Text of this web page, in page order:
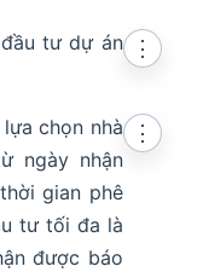
tư dự án
⋮
chọn nhà
ngày nhận
gian phê
tư tối đa là
được báo
⋮